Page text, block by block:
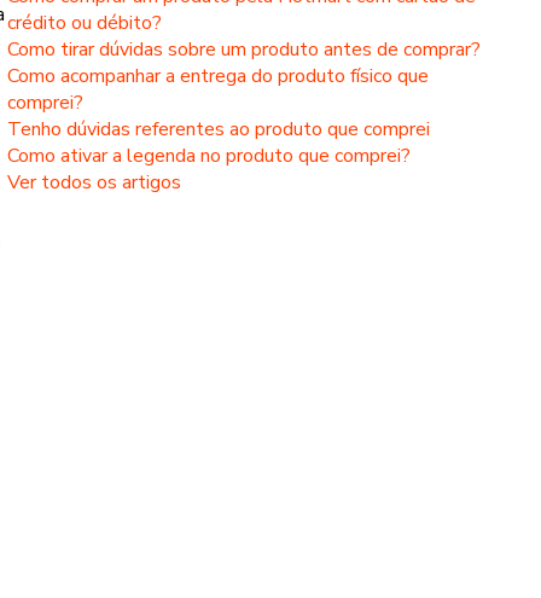
crédito ou débito?
Como tirar dúvidas sobre um produto antes de comprar?
Como acompanhar a entrega do produto físico que
comprei?
Tenho dúvidas referentes ao produto que comprei
Como ativar a legenda no produto que comprei?
Ver todos os artigos